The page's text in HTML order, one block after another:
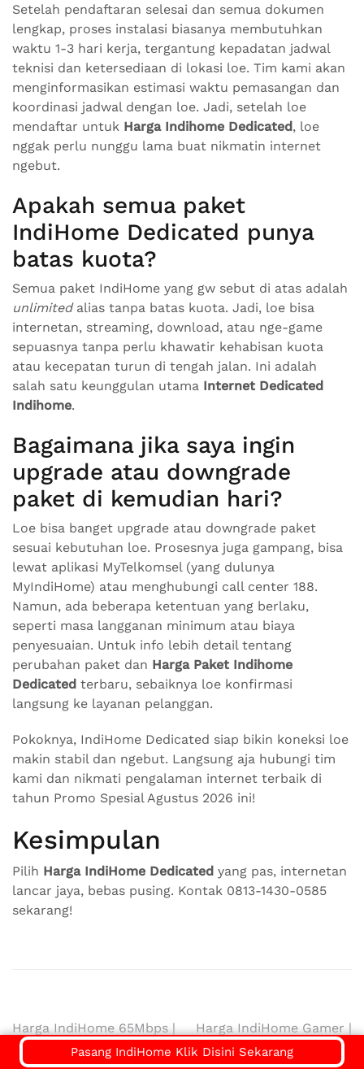
Setelah pendaftaran selesai dan semua dokumen
lengkap, proses instalasi biasanya membutuhkan
waktu 1-3 hari kerja, tergantung kepadatan jadwal
teknisi dan ketersediaan di lokasi loe. Tim kami akan
menginformasikan estimasi waktu pemasangan dan
koordinasi jadwal dengan loe. Jadi, setelah loe
mendaftar untuk Harga Indihome Dedicated, loe
nggak perlu nunggu lama buat nikmatin internet
ngebut.
Apakah semua paket
IndiHome Dedicated punya
batas kuota?
Semua paket IndiHome yang gw sebut di atas adalah
unlimitedalias tanpa batas kuota. Jadi, loe bisa
internetan, streaming, download, atau nge-game
sepuasnya tanpa perlu khawatir kehabisan kuota
atau kecepatan turun di tengah jalan. Ini adalah
salah satu keunggulan utama Internet Dedicated
Indihome.
Bagaimana jika saya ingin
upgrade atau downgrade
paket di kemudian hari?
Loe bisa banget upgrade atau downgrade paket
sesuai kebutuhan loe. Prosesnya juga gampang, bisa
lewat aplikasi MyTelkomsel (yang dulunya
MyIndiHome) atau menghubungi call center 188.
Namun, ada beberapa ketentuan yang berlaku,
seperti masa langganan minimum atau biaya
penyesuaian. Untuk info lebih detail tentang
perubahan paket dan Harga Paket Indihome
Dedicated terbaru, sebaiknya loe konfirmasi
langsung ke layanan pelanggan.
Pokoknya, IndiHome Dedicated siap bikin koneksi loe
makin stabil dan ngebut. Langsung aja hubungi tim
kami dan nikmati pengalaman internet terbaik di
tahun Promo Spesial Agustus 2026 ini!
Kesimpulan
Pilih Harga IndiHome Dedicated yang pas, internetan
lancar jaya, bebas pusing. Kontak 0813-1430-0585
sekarang!
Navigasi
Harga IndiHome 65Mbps |
Harga Paket Pasang WiFi
Harga IndiHome Gamer |
Harga Paket Pasang WiFi
Pasang IndiHome Klik Disini Sekarang